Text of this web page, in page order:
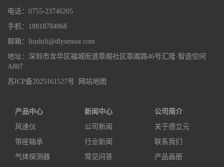
电话：0755-23746205
手机：18818784868
邮箱：liuzhili@dlysensor.com
地址：深圳市龙华区福城街道章阁社区章阁路46号汇隆·智造空间
A807
苏ICP备2025161527号
网站地图
产品中心
风速仪
带座轴承
气体探测器
新闻中心
公司新闻
行业新闻
常见问答
公司简介
关于德立元
联系我们
产品画册